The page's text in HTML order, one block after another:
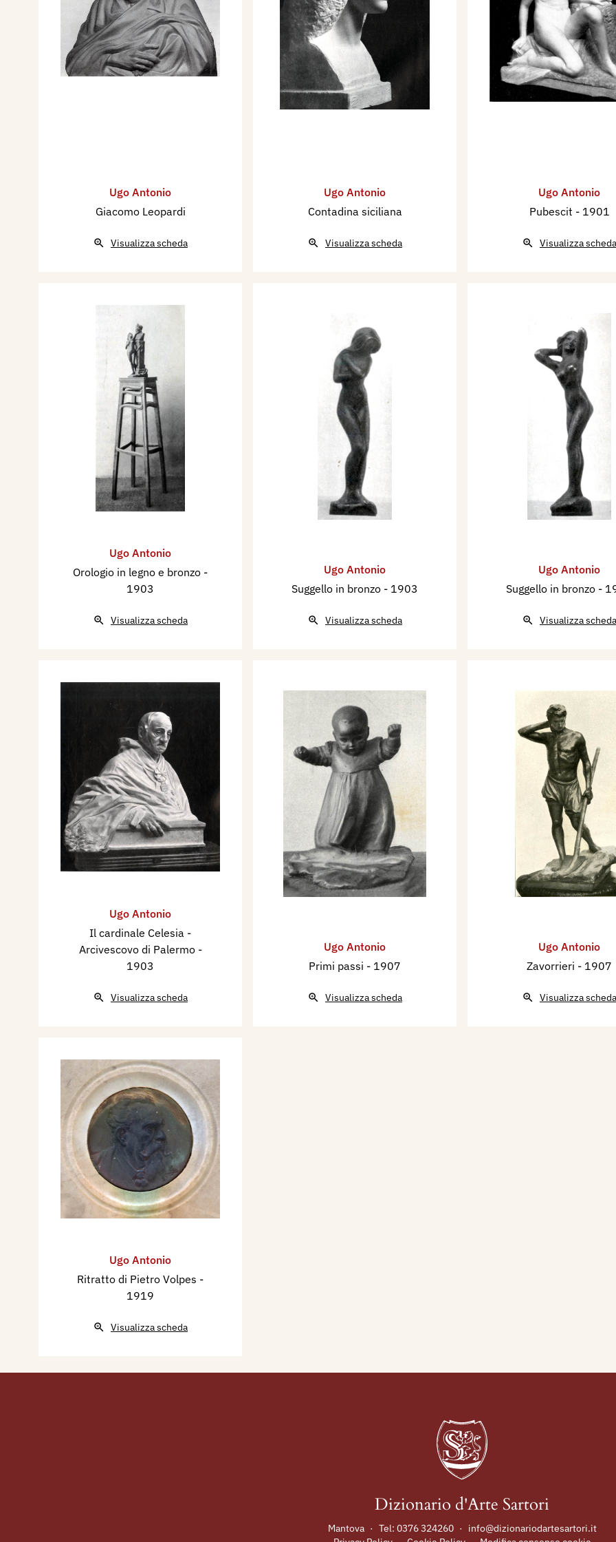
Ugo Antonio
Giacomo Leopardi
Visualizza scheda
Ugo Antonio
Contadina siciliana
Visualizza scheda
Ugo Antonio
Pubescit - 1901
Visualizza scheda
Ugo Antonio
Orologio in legno e bronzo -
1903
Visualizza scheda
Ugo Antonio
Suggello in bronzo - 1903
Visualizza scheda
Ugo Antonio
Suggello in bronzo -
Visualizza scheda
Ugo Antonio
Il cardinale Celesia -
Arcivescovo di Palermo -
1903
Visualizza scheda
Ugo Antonio
Primi passi - 1907
Visualizza scheda
Ugo Antonio
Zavorrieri - 1907
Visualizza scheda
Ugo Antonio
Ritratto di Pietro Volpes -
1919
Visualizza scheda
Dizionario d'Arte Sartori
Mantova · Tel: 0376 324260 ·
info@dizionariodartesartori.it